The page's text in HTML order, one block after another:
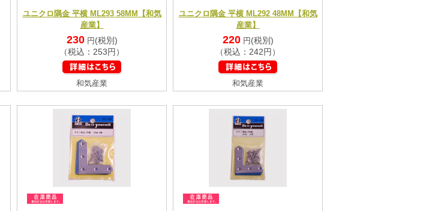
ユニクロ隅金 平横 ML293 58MM【和気
産業】
230円 (税別)
（税込：253円）
和気産業
ユニクロ隅金 平横 ML292 48MM【和気
産業】
220円 (税別)
（税込：242円）
和気産業